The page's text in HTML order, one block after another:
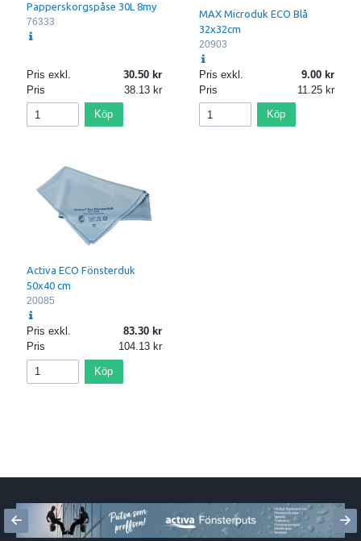
Papperskorgspåse 30L 8my
76333
Pris exkl.
30.50
Pris
38.13
Köp
MAX Microduk ECO Blå
32x32cm
20903
Pris exkl.
9.00
Pris
11.25
Köp
Activa ECO Fönsterduk
50x40 cm
20085
Pris exkl.
83.30
Pris
104.13
Köp